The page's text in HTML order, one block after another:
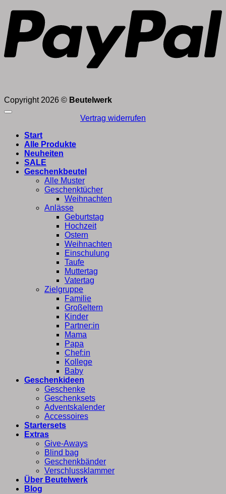
Copyright 2026 © Beutelwerk
Vertrag widerrufen
Start
Alle Produkte
Neuheiten
SALE
Geschenkbeutel
Alle Muster
Geschenktücher
Weihnachten
Anlässe
Geburtstag
Hochzeit
Ostern
Weihnachten
Einschulung
Taufe
Muttertag
Vatertag
Zielgruppe
Familie
Großeltern
Kinder
Partner:in
Mama
Papa
Chef:in
Kollege
Baby
Geschenkideen
Geschenke
Geschenksets
Adventskalender
Accessoires
Startersets
Extras
Give-Aways
Blind bag
Geschenkbänder
Verschlussklammer
Über Beutelwerk
Blog